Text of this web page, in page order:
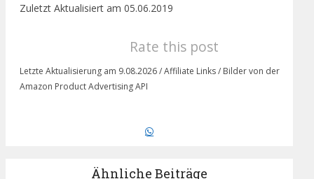
Zuletzt Aktualisiert am 05.06.2019
Rate this post
Letzte Aktualisierung am 9.08.2026 / Affiliate Links / Bilder von der
Amazon Product Advertising API
Ähnliche Beiträge